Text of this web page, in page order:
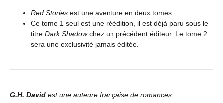
Red Stories est une aventure en deux tomes
Ce tome 1 seul est une réédition, il est déjà paru sous le
titre Dark Shadowchez un précédent éditeur. Le tome 2
sera une exclusivité jamais éditée.
G.H. David est une auteure française de romances